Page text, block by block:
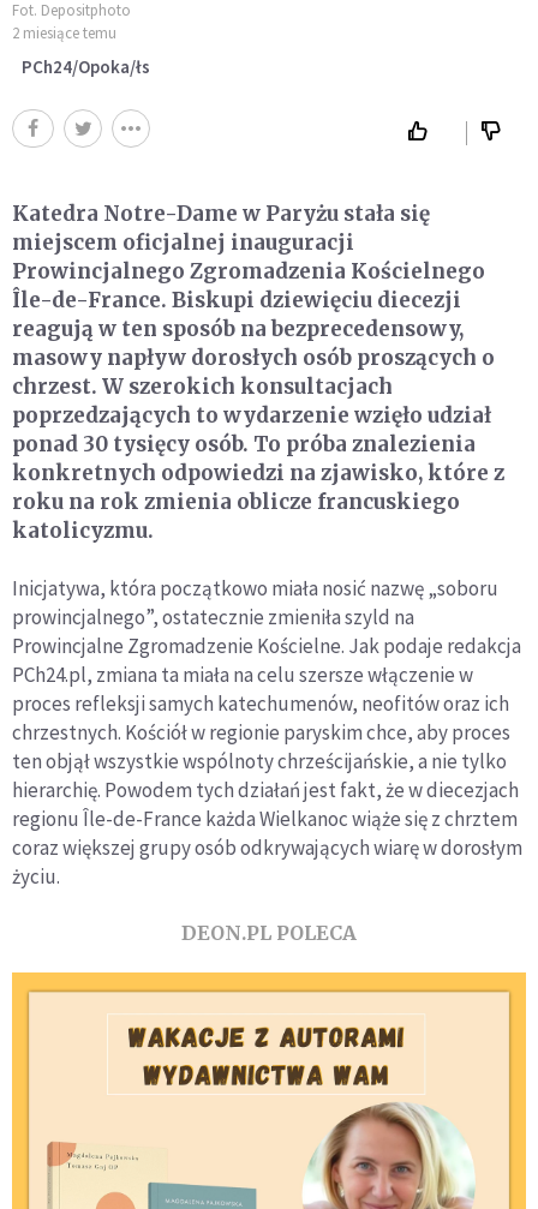
Fot. Depositphoto
2 miesiące temu
PCh24/Opoka/łs
Katedra Notre-Dame w Paryżu stała się
miejscem oficjalnej inauguracji
Prowincjalnego Zgromadzenia Kościelnego
Île-de-France. Biskupi dziewięciu diecezji
reagują w ten sposób na bezprecedensowy,
masowy napływ dorosłych osób proszących o
chrzest. W szerokich konsultacjach
poprzedzających to wydarzenie wzięło udział
ponad 30 tysięcy osób. To próba znalezienia
konkretnych odpowiedzi na zjawisko, które z
roku na rok zmienia oblicze francuskiego
katolicyzmu.
Inicjatywa, która początkowo miała nosić nazwę „soboru
prowincjalnego”, ostatecznie zmieniła szyld na
Prowincjalne Zgromadzenie Kościelne. Jak podaje redakcja
PCh24.pl, zmiana ta miała na celu szersze włączenie w
proces refleksji samych katechumenów, neofitów oraz ich
chrzestnych. Kościół w regionie paryskim chce, aby proces
ten objął wszystkie wspólnoty chrześcijańskie, a nie tylko
hierarchię. Powodem tych działań jest fakt, że w diecezjach
regionu Île-de-France każda Wielkanoc wiąże się z chrztem
coraz większej grupy osób odkrywających wiarę w dorosłym
życiu.
DEON.PL POLECA